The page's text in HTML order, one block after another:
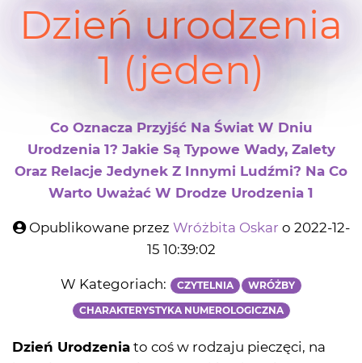
Dzień urodzenia
1 (jeden)
Co Oznacza Przyjść Na Świat W Dniu
Urodzenia 1? Jakie Są Typowe Wady, Zalety
Oraz Relacje Jedynek Z Innymi Ludźmi? Na Co
Warto Uważać W Drodze Urodzenia 1
Opublikowane przez Wróżbita Oskar o 2022-12-
15 10:39:02
W Kategoriach: CZYTELNIA WRÓŻBY
CHARAKTERYSTYKA NUMEROLOGICZNA
Dzień Urodzenia to coś w rodzaju pieczęci, na